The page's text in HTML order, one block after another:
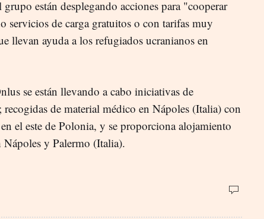
están desplegando acciones para "cooperar
servicios de carga gratuitos o con tarifas muy
llevan ayuda a los refugiados ucranianos en
se están llevando a cabo iniciativas de
recogidas de material médico en Nápoles (Italia) con
el este de Polonia, y se proporciona alojamiento
Nápoles y Palermo (Italia).